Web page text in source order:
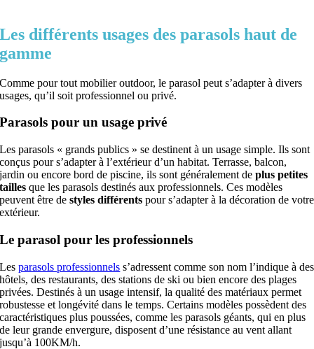
Les différents usages des parasols haut de
gamme
Comme pour tout mobilier outdoor, le parasol peut s’adapter à divers
usages, qu’il soit professionnel ou privé.
Parasols pour un usage privé
Les parasols « grands publics » se destinent à un usage simple. Ils sont
conçus pour s’adapter à l’extérieur d’un habitat. Terrasse, balcon,
jardin ou encore bord de piscine, ils sont généralement de plus petites
tailles que les parasols destinés aux professionnels. Ces modèles
peuvent être destyles différents pour s’adapter à la décoration de votre
extérieur.
Le parasol pour les professionnels
Lesparasols professionnels s’adressent comme son nom l’indique à des
hôtels, des restaurants, des stations de ski ou bien encore des plages
privées. Destinés à un usage intensif, la qualité des matériaux permet
robustesse et longévité dans le temps. Certains modèles possèdent des
caractéristiques plus poussées, comme les parasols géants, qui en plus
de leur grande envergure, disposent d’une résistance au vent allant
jusqu’à 100KM/h.